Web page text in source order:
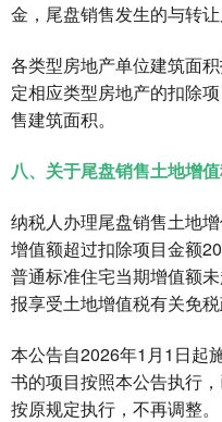
金，尾盘销售发生的与转
各类型房地产单位建筑面
定相应类型房地产的扣除
售建筑面积。
八、关于尾盘销售土地增
纳税人办理尾盘销售土地
增值额超过扣除项目金额
普通标准住宅当期增值额
报享受土地增值税有关免税
本公告自2026年1月1日起
书的项目按照本公告执行
按原规定执行，不再调整